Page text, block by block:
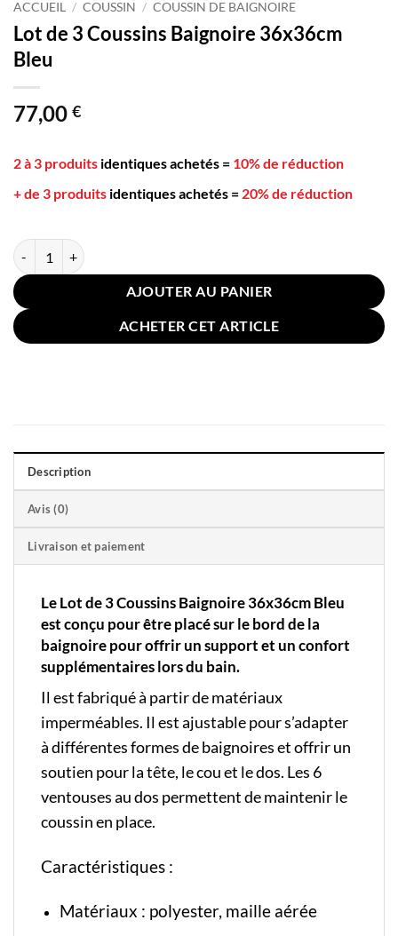
ACCUEIL / COUSSIN / COUSSIN DE BAIGNOIRE
Lot de 3 Coussins Baignoire 36x36cm
Bleu
77,00 €
2 à 3 produits identiques achetés = 10% de réduction
+ de 3 produits identiques achetés = 20% de réduction
quantité de Lot de 3 Coussins Baignoire 36x36cm Bleu
AJOUTER AU PANIER
ACHETER CET ARTICLE
Description
Avis (0)
Livraison et paiement
Le Lot de 3 Coussins Baignoire 36x36cm Bleu
est conçu pour être placé sur le bord de la
baignoire pour offrir un support et un confort
supplémentaires lors du bain.
Il est fabriqué à partir de matériaux
imperméables. Il est ajustable pour s’adapter
à différentes formes de baignoires et offrir un
soutien pour la tête, le cou et le dos. Les 6
ventouses au dos permettent de maintenir le
coussin en place.
Caractéristiques :
Matériaux : polyester, maille aérée